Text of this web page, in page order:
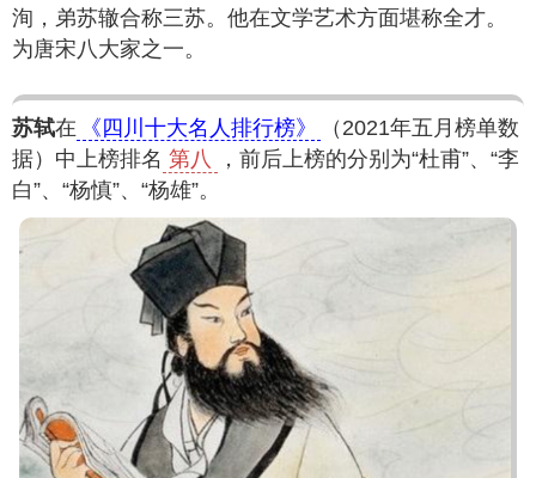
洵，弟苏辙合称三苏。他在文学艺术方面堪称全才。
为唐宋八大家之一。
苏轼在 《四川十大名人排行榜》
（2021年五月榜单数
据）中上榜排名 第八
，前后上榜的分别为“杜甫”、“李
白”、“杨慎”、“杨雄”。